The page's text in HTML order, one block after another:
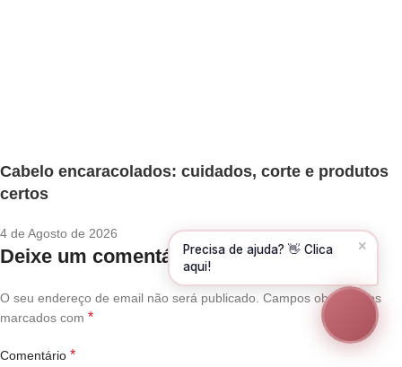
Cabelo encaracolados: cuidados, corte e produtos
certos
4 de Agosto de 2026
Deixe um comentário
O seu endereço de email não será publicado. Campos obrigatórios
marcados com *
Comentário *
Precisa de ajuda? 👋 Clica
aqui!
✕
CONTINUAR →